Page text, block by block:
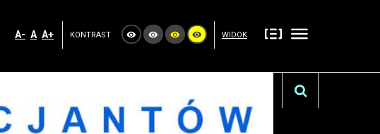
A- A A+ KONTRAST WIDOK